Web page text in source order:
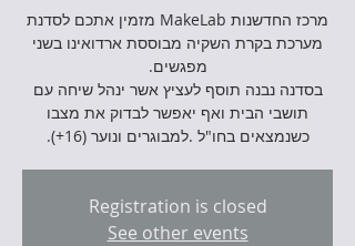
מרכז החדשנות MakeLab מזמין אתכם לסדנת
מערכת בקרת השקיה מבוססת ארדואינו בשני
בסדנה נבנה תוסף לעציץ אשר ינהל שיחה עם
תושבי הבית ואף יאפשר לבדוק את מצבו
כשנמצאים בחו"ל .למבוגרים ונוער (16+).
Registration is closed
See other events